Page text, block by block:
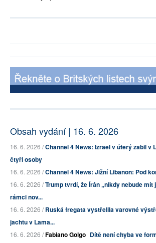
Obsah vydání | 16. 6. 2026
16. 6. 2026 /Channel 4 News: Izrael v úterý zabil v
čtyři osoby
16. 6. 2026 /Channel 4 News: Jižní Libanon: Pod
16. 6. 2026 /Trump tvrdí, že Írán „nikdy nebude mít
rámci nov...
16. 6. 2026 /Ruská fregata vystřelila varovné
jachtu v Lama...
16. 6. 2026 /Fabiano Golgo Dítě není chyba ve